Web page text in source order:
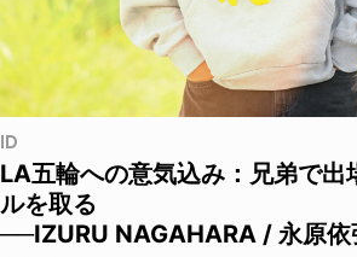
ID
LA五輪への意気込み：兄弟で出
ルを取る
──IZURU NAGAHARA / 永原依